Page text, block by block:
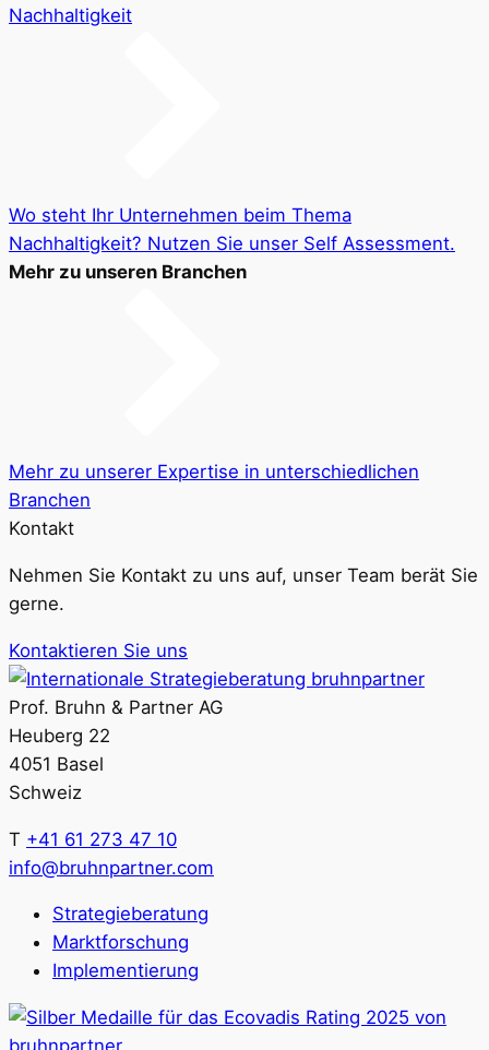
Nachhaltigkeit
Wo steht Ihr Unternehmen beim Thema
Nachhaltigkeit? Nutzen Sie unser Self Assessment.
Mehr zu unseren Branchen
Mehr zu unserer Expertise in unterschiedlichen
Branchen
Kontakt
Nehmen Sie Kontakt zu uns auf, unser Team berät Sie
gerne.
Kontaktieren Sie uns
Prof. Bruhn & Partner AG
Heuberg 22
4051 Basel
Schweiz
T +41 61 273 47 10
info@bruhnpartner.com
Strategieberatung
Marktforschung
Implementierung